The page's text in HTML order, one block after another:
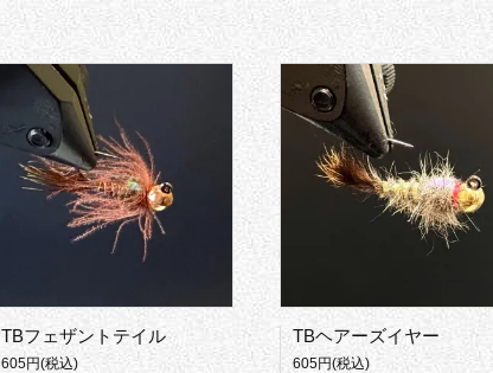
TBフェザントテイル
605円(税込)
TBヘアーズイヤー
605円(税込)